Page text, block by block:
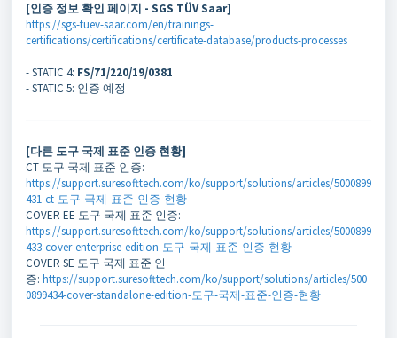
[인증 정보 확인 페이지 - SGS TÜV Saar]
https://sgs-tuev-saar.com/en/trainings-
certifications/certifications/certificate-database/products-processes
- STATIC 4: FS/71/220/19/0381
- STATIC 5: 인증 예정
[다른 도구 국제 표준 인증 현황]
CT 도구 국제 표준 인증:
https://support.suresofttech.com/ko/support/solutions/articles/5000899
431-ct-도구-국제-표준-인증-현황
COVER EE 도구 국제 표준 인증:
https://support.suresofttech.com/ko/support/solutions/articles/5000899
433-cover-enterprise-edition-도구-국제-표준-인증-현황
COVER SE 도구 국제 표준 인
증: https://support.suresofttech.com/ko/support/solutions/articles/500
0899434-cover-standalone-edition-도구-국제-표준-인증-현황